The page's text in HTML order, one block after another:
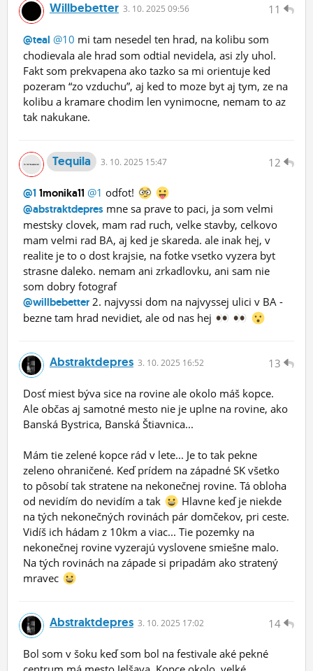
11
Willbebetter 3. 10. 2025 09:56
@teal @10 mi tam nesedel ten hrad, na kolibu som
chodievala ale hrad som odtial nevidela, asi zly uhol.
Fakt som prekvapena ako tazko sa mi orientuje ked
pozeram “zo vzduchu”, aj ked to moze byt aj tym, ze na
kolibu a kramare chodim len vynimocne, nemam to az
tak nakukane.
12
Tequila 3. 10. 2025 15:47
@1 1monika11 @1 odfot!
@abstraktdepres mne sa prave to paci, ja som velmi
mestsky clovek, mam rad ruch, velke stavby, celkovo
mam velmi rad BA, aj ked je skareda. ale inak hej, v
realite je to o dost krajsie, na fotke vsetko vyzera byt
strasne daleko. nemam ani zrkadlovku, ani sam nie
som dobry fotograf
@willbebetter 2. najvyssi dom na najvyssej ulici v BA -
bezne tam hrad nevidiet, ale od nas hej
13
Abstraktdepres 3. 10. 2025 16:52
Dosť miest býva sice na rovine ale okolo máš kopce.
Ale občas aj samotné mesto nie je uplne na rovine, ako
Banská Bystrica, Banská Štiavnica...
Mám tie zelené kopce rád v lete... Je to tak pekne
zeleno ohraničené. Keď prídem na západné SK všetko
to pôsobí tak stratene na nekonečnej rovine. Tá obloha
od nevidím do nevidím a tak
Hlavne keď je niekde
na tých nekonečných rovinách pár domčekov, pri ceste.
Vidíš ich hádam z 10km a viac... Tie pozemky na
nekonečnej rovine vyzerajú vyslovene smiešne malo.
Na tých rovinách na západe si pripadám ako stratený
mravec
14
Abstraktdepres 3. 10. 2025 17:02
Bol som v šoku keď som bol na festivale aké pekné